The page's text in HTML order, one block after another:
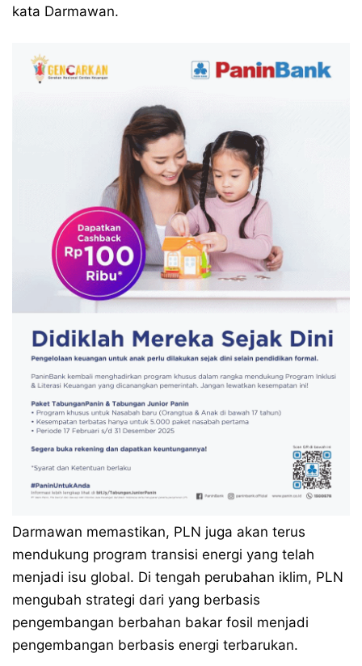
kata Darmawan.
Darmawan memastikan, PLN juga akan terus
mendukung program transisi energi yang telah
menjadi isu global. Di tengah perubahan iklim, PLN
mengubah strategi dari yang berbasis
pengembangan berbahan bakar fosil menjadi
pengembangan berbasis energi terbarukan.